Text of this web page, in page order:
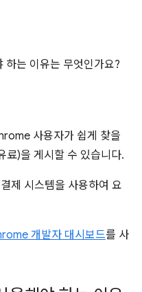
는 이유는 무엇인가요?
사용자가 쉽게 찾을
료)을 게시할 수 있습니다.
제 시스템을 사용하여 요
개발자 대시보드를 사